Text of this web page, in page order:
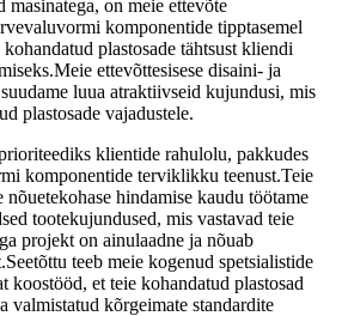
masinatega, on meie ettevõte
komponentide tipptasemel
plastosade tähtsust kliendi
ettevõttesisese disaini- ja
luua atraktiivseid kujundusi, mis
plastosade vajadustele.
klientide rahulolu, pakkudes
komponentide terviklikku teenust.Teie
hindamise kaudu töötame
tootekujundused, mis vastavad teie
projekt on ainulaadne ja nõuab
teeb meie kogenud spetsialistide
koostööd, et teie kohandatud plastosad
valmistatud kõrgeimate standardite